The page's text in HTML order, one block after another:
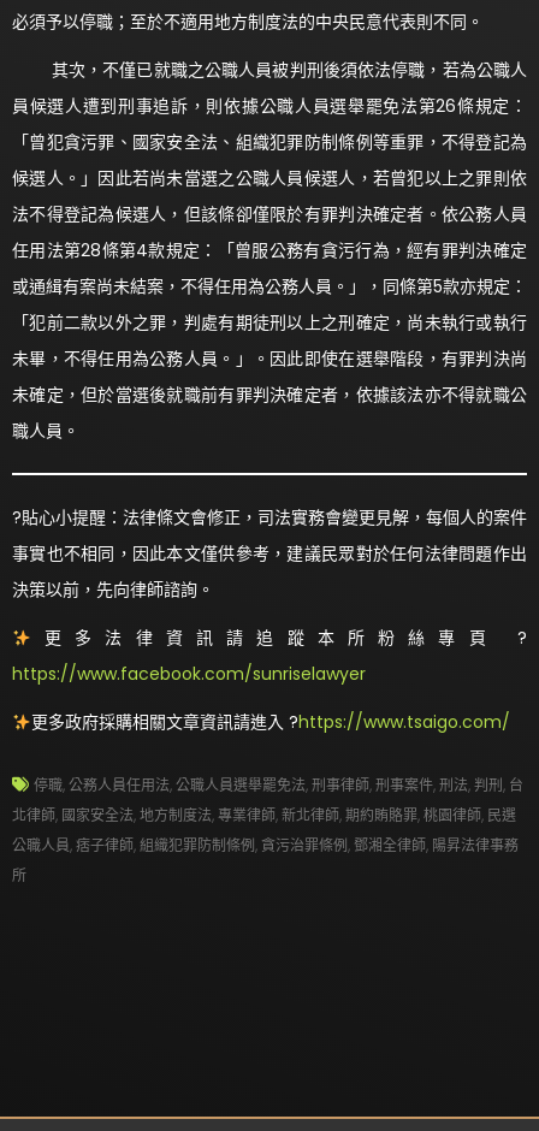
必須予以停職；至於不適用地方制度法的中央民意代表則不同。
其次，不僅已就職之公職人員被判刑後須依法停職，若為公職人
員候選人遭到刑事追訴，則依據公職人員選舉罷免法第26條規定：
「曾犯貪污罪、國家安全法、組織犯罪防制條例等重罪，不得登記為
候選人。」因此若尚未當選之公職人員候選人，若曾犯以上之罪則依
法不得登記為候選人，但該條卻僅限於有罪判決確定者。依公務人員
任用法第28條第4款規定：「曾服公務有貪污行為，經有罪判決確定
或通緝有案尚未結案，不得任用為公務人員。」，同條第5款亦規定：
「犯前二款以外之罪，判處有期徒刑以上之刑確定，尚未執行或執行
未畢，不得任用為公務人員。」。因此即使在選舉階段，有罪判決尚
未確定，但於當選後就職前有罪判決確定者，依據該法亦不得就職公
職人員。
?貼心小提醒：法律條文會修正，司法實務會變更見解，每個人的案件
事實也不相同，因此本文僅供參考，建議民眾對於任何法律問題作出
決策以前，先向律師諮詢。
更多法律資訊請追蹤本所粉絲專頁 ?
https://www.facebook.com/sunriselawyer
更多政府採購相關文章資訊請進入 ?https://www.tsaigo.com/
停職,公務人員任用法,公職人員選舉罷免法,刑事律師,刑事案件,刑法,判刑, 台
北律師, 國家安全法,地方制度法,專業律師,新北律師,期約賄賂罪,桃園律師, 民選
公職人員,痞子律師,組織犯罪防制條例, 貪污治罪條例, 鄧湘全律師, 陽昇法律事務
所